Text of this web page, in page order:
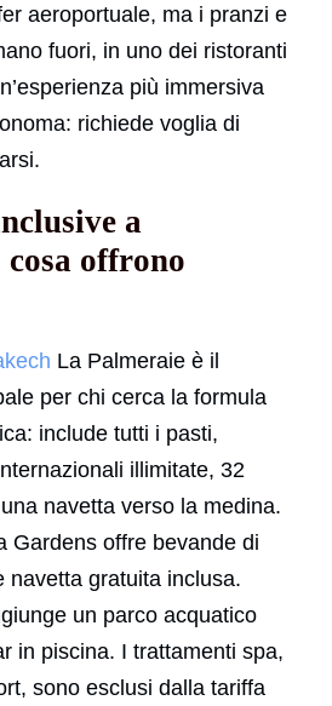
aeroportuale, ma i pranzi e
fuori, in uno dei ristoranti
più immersiva
richiede voglia di
a
offrono
La Palmeraie è il
per chi cerca la formula
include tutti i pasti,
illimitate, 32
navetta verso la medina.
Gardens offre bevande di
navetta gratuita inclusa.
un parco acquatico
in piscina. I trattamenti spa,
sono esclusi dalla tariffa